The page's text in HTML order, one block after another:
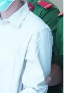
cáo
Chính sách bảo